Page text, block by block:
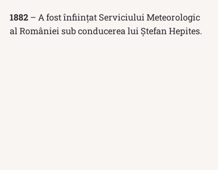
1882 – A fost înființat Serviciului Meteorologic
al României sub conducerea lui Ștefan Hepites.